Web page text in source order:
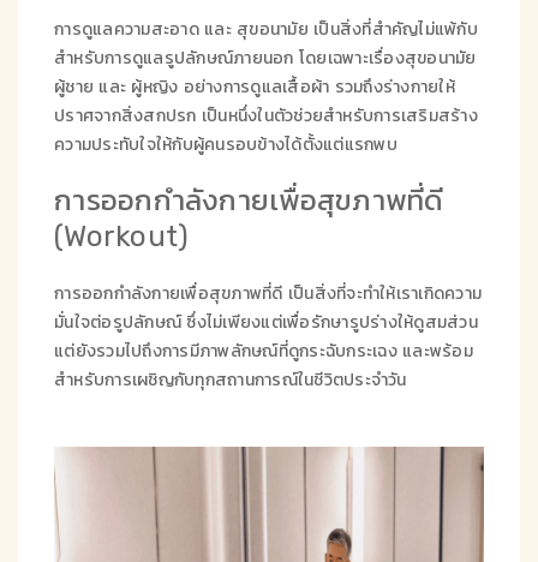
การดูแลความสะอาด และ สุขอนามัย เป็นสิ่งที่สำคัญไม่แพ้กับ
สำหรับการดูแลรูปลักษณ์ภายนอก โดยเฉพาะเรื่องสุขอนามัย
ผู้ชาย และ ผู้หญิง อย่างการดูแลเสื้อผ้า รวมถึงร่างกายให้
ปราศจากสิ่งสกปรก เป็นหนึ่งในตัวช่วยสำหรับการเสริมสร้าง
ความประทับใจให้กับผู้คนรอบข้างได้ตั้งแต่แรกพบ
การออกกำลังกายเพื่อสุขภาพที่ดี
(Workout)
การออกกำลังกายเพื่อสุขภาพที่ดี เป็นสิ่งที่จะทำให้เราเกิดความ
มั่นใจต่อรูปลักษณ์ ซึ่งไม่เพียงแต่เพื่อรักษารูปร่างให้ดูสมส่วน
แต่ยังรวมไปถึงการมีภาพลักษณ์ที่ดูกระฉับกระเฉง และพร้อม
สำหรับการเผชิญกับทุกสถานการณ์ในชีวิตประจำวัน